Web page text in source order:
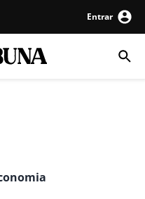
Entrar